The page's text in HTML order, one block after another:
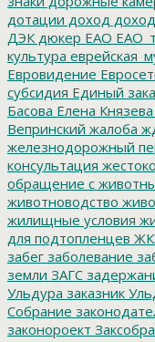
дотации доход
ДЭК дюкер ЕАО
культура
Евровидение
субсидия Единый
Басова Елена Князева
Вепринский жалоба
железнодорожный
консультация
обращение с
животноводство
жилищные условия
для подтопленцев
забег заболевание
земли ЗАГС
Ульдура заказник
Собрание
законороект